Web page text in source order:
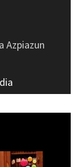
Azpiazun